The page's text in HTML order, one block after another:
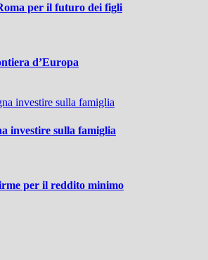
per il futuro dei figli
d’Europa
investire sulla famiglia
per il reddito minimo